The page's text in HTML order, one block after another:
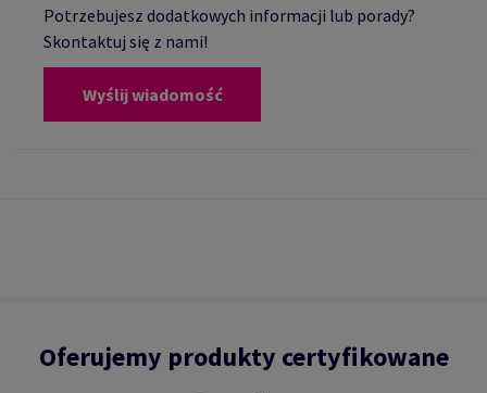
Potrzebujesz dodatkowych informacji lub porady?
Skontaktuj się z nami!
Wyślij wiadomość
Oferujemy produkty certyfikowane